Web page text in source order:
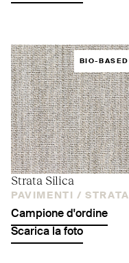
BIO-BASED
Strata Silica
PAVIMENTI / STRATA
Campione d'ordine
Scarica la foto